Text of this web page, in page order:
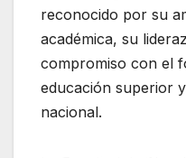
reconocido por su
académica, su
compromiso con el
educación superior
nacional.